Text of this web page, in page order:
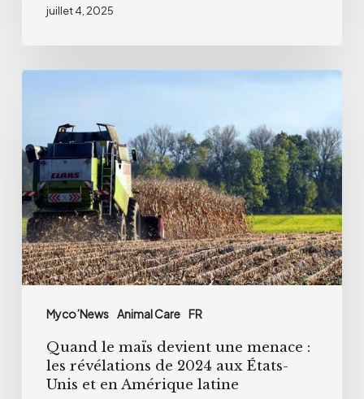
juillet 4, 2025
Myco’News Animal Care FR
devient
une
menace
:
les
révélations
États-
Quand le maïs devient une menace :
les révélations de 2024 aux États-
Unis et en Amérique latine